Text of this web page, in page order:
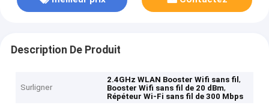
Description De Produit
Surligner
2.4GHz WLAN Booster Wifi sans fil,
Booster Wifi sans fil de 20 dBm,
Répéteur Wi-Fi sans fil de 300 Mbps